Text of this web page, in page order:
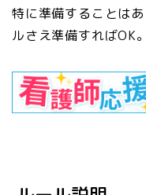
特に準備することは
ルさえ準備すればOK。